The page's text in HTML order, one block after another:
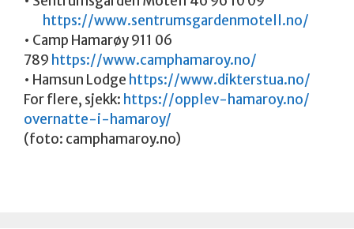
https://www.sentrumsgardenmotell.no/
• Camp Hamarøy 911 06
789 https://www.camphamaroy.no/
• Hamsun Lodge https://www.dikterstua.no/
For flere, sjekk: https://opplev-hamaroy.no/
overnatte-i-hamaroy/
(foto: camphamaroy.no)